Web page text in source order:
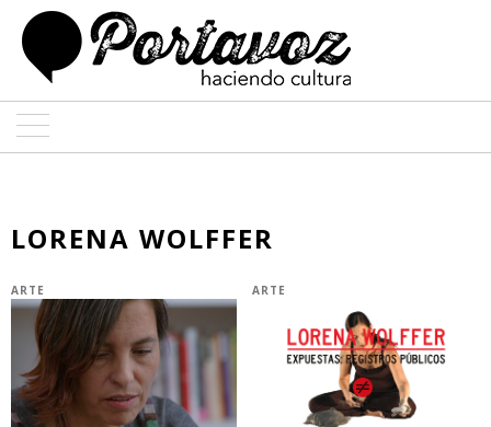
ARQUITECTURA
ENTREVISTAS
LORENA WOLFFER
ARTE ARTE